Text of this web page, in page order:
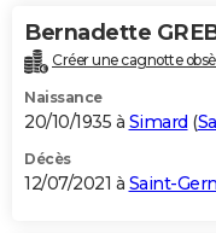
Bernadette
Créer une cagnotte
Naissance
20/10/1935 à Simard (
Décès
12/07/2021 à Saint-